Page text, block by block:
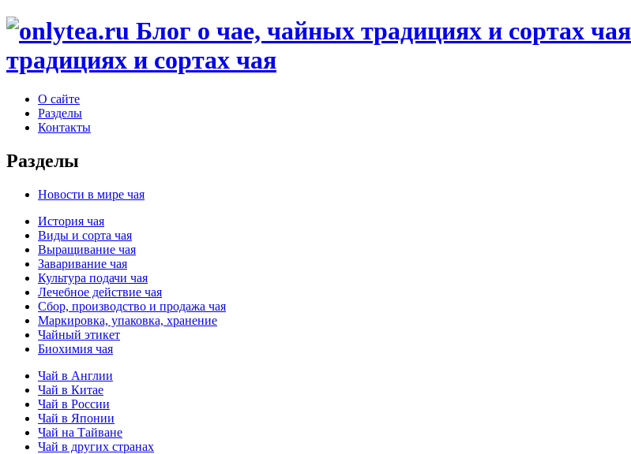
традициях и сортах чая
О сайте
Разделы
Контакты
Разделы
Новости в мире чая
История чая
Виды и сорта чая
Выращивание чая
Заваривание чая
Культура подачи чая
Лечебное действие чая
Сбор, производство и продажа чая
Маркировка, упаковка, хранение
Чайный этикет
Биохимия чая
Чай в Англии
Чай в Китае
Чай в России
Чай в Японии
Чай на Тайване
Чай в других странах